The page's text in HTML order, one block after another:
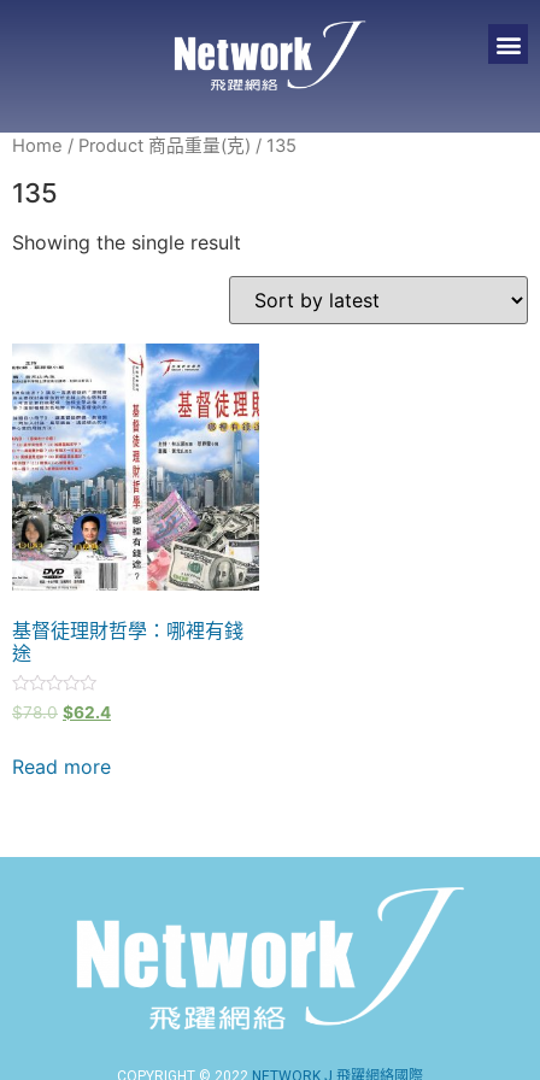
Home / Product 商品重量(克) / 135
135
Showing the single result
基督徒理財哲學：哪裡有錢
途
Rated
0
5
$78.0 $62.4
Read more
COPYRIGHT © 2022 NETWORK J 飛躍網絡國際